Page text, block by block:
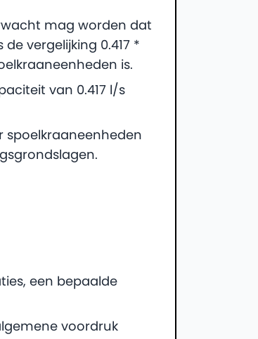
mag worden dat
vergelijking 0.417 *
is.
van 0.417 l/s
spoelkraaneenheden
een bepaalde
voordruk